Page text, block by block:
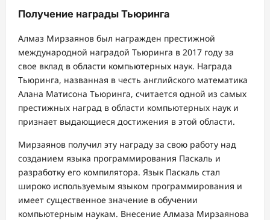
Получение награды Тьюринга
Алмаз Мирзаянов был награжден престижной
международной наградой Тьюринга в 2017 году за
свое вклад в области компьютерных наук. Награда
Тьюринга, названная в честь английского математика
Алана Матисона Тьюринга, считается одной из самых
престижных наград в области компьютерных наук и
признает выдающиеся достижения в этой области.
Мирзаянов получил эту награду за свою работу над
созданием языка программирования Паскаль и
разработку его компилятора. Язык Паскаль стал
широко используемым языком программирования и
имеет существенное значение в обучении
компьютерным наукам. Внесение Алмаза Мирзаянова